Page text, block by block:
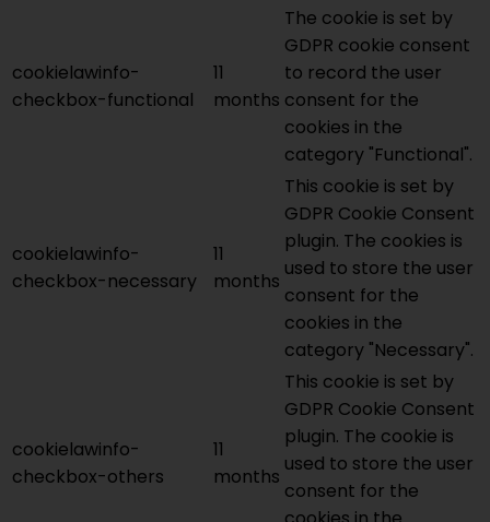
cookielawinfo-
checkbox-functional
11
months
The cookie is set by
GDPR cookie consent
to record the user
consent for the
cookies in the
category "Functional".
cookielawinfo-
checkbox-necessary
11
months
This cookie is set by
GDPR Cookie Consent
plugin. The cookies is
used to store the user
consent for the
cookies in the
category "Necessary".
cookielawinfo-
checkbox-others
11
months
This cookie is set by
GDPR Cookie Consent
plugin. The cookie is
used to store the user
consent for the